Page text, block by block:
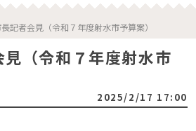
記者会見（令和７年度射水市予算案）
（令和７年度射水市
2025/2/17 17:00